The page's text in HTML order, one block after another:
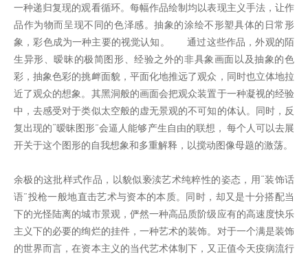
一种递归复现的观看循环。每幅作品绘制均以表现主义手法，让作
品作为物而呈现不同的色泽感。抽象的涂绘不形塑具体的日常形
象，彩色成为一种主要的视觉认知。 通过这些作品，外观的陌
生异形、暧昧的极简图形、经验之外的非具象画面以及抽象的色
彩，抽象色彩的挑衅面貌，平面化地推远了观众，同时也立体地拉
近了观众的想象。其黑洞般的画面会把观众装置于一种凝视的经验
中，去感受对于类似太空般的虚无景观的不可知的体认。同时，反
复出现的“暧昧图形”会逼人能够产生自由的联想， 每个人可以去展
开关于这个图形的自我想象和多重解释，以搅动图像母题的激荡。
余极的这批样式作品，以貌似亵渎艺术纯粹性的姿态，用“装饰话
语”投枪一般地直击艺术与资本的本质。同时，却又是十分搭配当
下的光怪陆离的城市景观，俨然一种高品质阶级应有的高速度快乐
主义下的必要的绚烂的挂件，一种艺术的装饰。对于一个满是装饰
的世界而言，在资本主义的当代艺术体制下，又正值今天疫病流行